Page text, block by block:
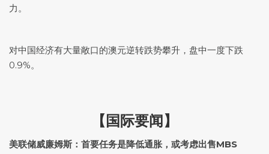
力。
对中国经济有大量敞口的澳元逆转跌势攀升，盘中一度下跌
0.9%。
【国际要闻】
美联储威廉姆斯：首要任务是降低通胀，或考虑出售MBS